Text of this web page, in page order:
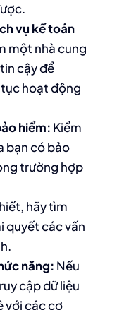
vụ kế toán
một nhà cung
cậy để
hoạt động
hiểm: Kiểm
bạn có bảo
trường hợp
hãy tìm
quyết các vấn
năng: Nếu
cập dữ liệu
với các cơ